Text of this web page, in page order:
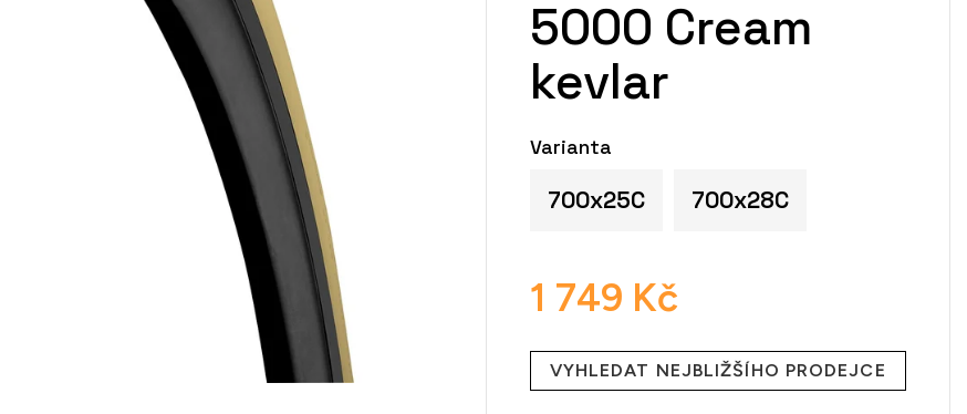
5000 Cream
kevlar
1 749 Kč
cena:
VYHLEDAT NEJBLIŽŠÍHO PRODEJCE
Varianta
700x25C 700x28C